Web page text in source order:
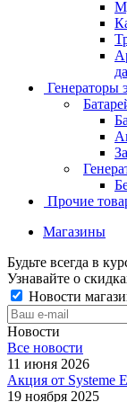
Генераторы
Прочие
Магазины
Будьте всегда в
Узнавайте о
Новости
Новости
Все новости
11 июня 2026
Акция от Systeme
19 ноября 2025